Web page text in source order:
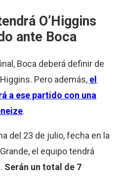
O’Higgins
ante Boca
Boca deberá definir de
Pero además, el
a ese partido con una
.
del 23 de julio, fecha en la
el equipo tendrá
Serán un total de 7